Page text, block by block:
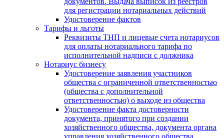
для регистрации нотариальных действий
Удостоверение фактов
Тарифы и льготы
Реквизиты ТНП и лицевые счета нотариусов
для оплаты нотариального тарифа по
исполнительной надписи с должника
Нотариус бизнесу
Удостоверение заявления участников
общества с ограниченной ответственностью
(общества с дополнительной
ответственностью) о выходе из общества
Удостоверение факта достоверности
документа, принятого при создании
хозяйственного общества, документа органа
управления хозяйственного общества